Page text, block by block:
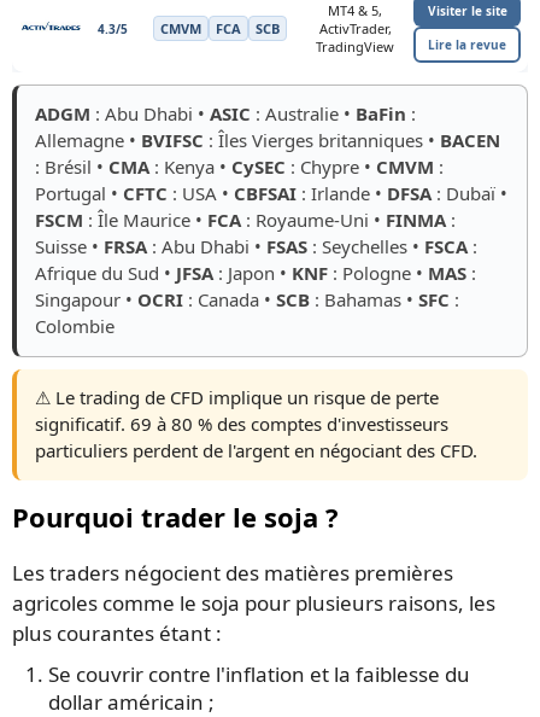
4.3/5 CMVM FCA SCB
MT4 & 5,
ActivTrader,
TradingView
Visiter le site
Lire la revue
ADGM : Abu Dhabi • ASIC : Australie • BaFin :
Allemagne • BVIFSC : Îles Vierges britanniques • BACEN
: Brésil • CMA: Kenya • CySEC : Chypre • CMVM :
Portugal • CFTC : USA • CBFSAI : Irlande • DFSA: Dubaï •
FSCM : Île Maurice • FCA: Royaume-Uni • FINMA:
Suisse • FRSA: Abu Dhabi • FSAS : Seychelles • FSCA:
Afrique du Sud • JFSA: Japon • KNF : Pologne • MAS :
Singapour • OCRI : Canada • SCB : Bahamas • SFC :
Colombie
⚠️ Le trading de CFD implique un risque de perte
significatif. 69 à 80 % des comptes d'investisseurs
particuliers perdent de l'argent en négociant des CFD.
Pourquoi trader le soja ?
Les traders négocient des matières premières
agricoles comme le soja pour plusieurs raisons, les
plus courantes étant :
Se couvrir contre l'inflation et la faiblesse du
dollar américain ;